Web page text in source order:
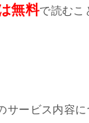
無料で読むこ
サービス内容に